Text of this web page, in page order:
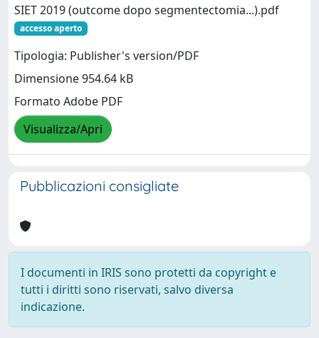
SIET 2019 (outcome dopo segmentectomia...).pdf
accesso aperto
Tipologia: Publisher's version/PDF
Dimensione 954.64 kB
Formato Adobe PDF
Visualizza/Apri
Pubblicazioni consigliate
I documenti in IRIS sono protetti da copyright e
tutti i diritti sono riservati, salvo diversa
indicazione.